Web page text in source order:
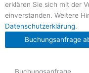
erklären Sie sich mit der
einverstanden. Weitere
Datenschutzerklärung.
Buchungsanfrage